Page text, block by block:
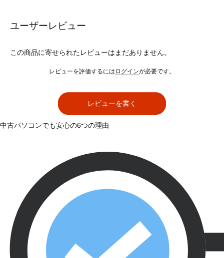
ユーザーレビュー
この商品に寄せられたレビューはまだありません。
レビューを評価するには ログインが必要です。
レビューを書く
中古パソコンでも安心の6つの理由